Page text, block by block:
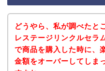
どうやら、私が調べたと
レステージリンクルセラ
で商品を購入した時に、
金額をオーバーしてしま